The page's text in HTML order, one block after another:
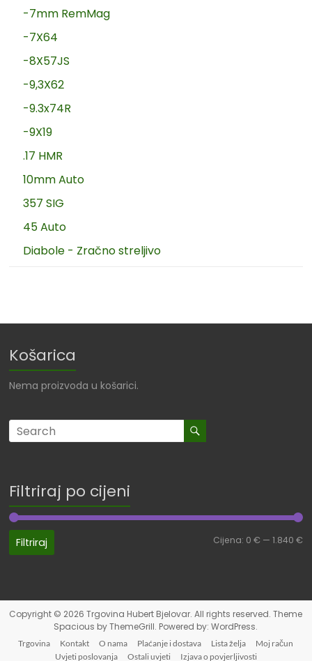
-7mm RemMag
-7X64
-8X57JS
-9,3X62
-9.3x74R
-9X19
.17 HMR
10mm Auto
357 SIG
45 Auto
Diabole - Zračno streljivo
Košarica
Nema proizvoda u košarici.
Filtriraj po cijeni
Filtriraj Cijena: 0 € — 1.840 €
Copyright © 2026Trgovina Hubert Bjelovar. All rights reserved. Theme
Spacious by ThemeGrill. Powered by:WordPress.
Trgovina Kontakt O nama Plaćanje i dostava Lista želja
Moj račun
Uvjeti poslovanja
Ostali uvjeti Izjava o povjerljivosti